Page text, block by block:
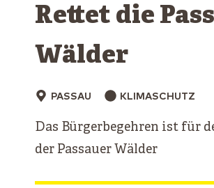
Rettet die
Wälder
PASSAU KLIMASCHUTZ
Das Bürgerbegehren ist für
der Passauer Wälder